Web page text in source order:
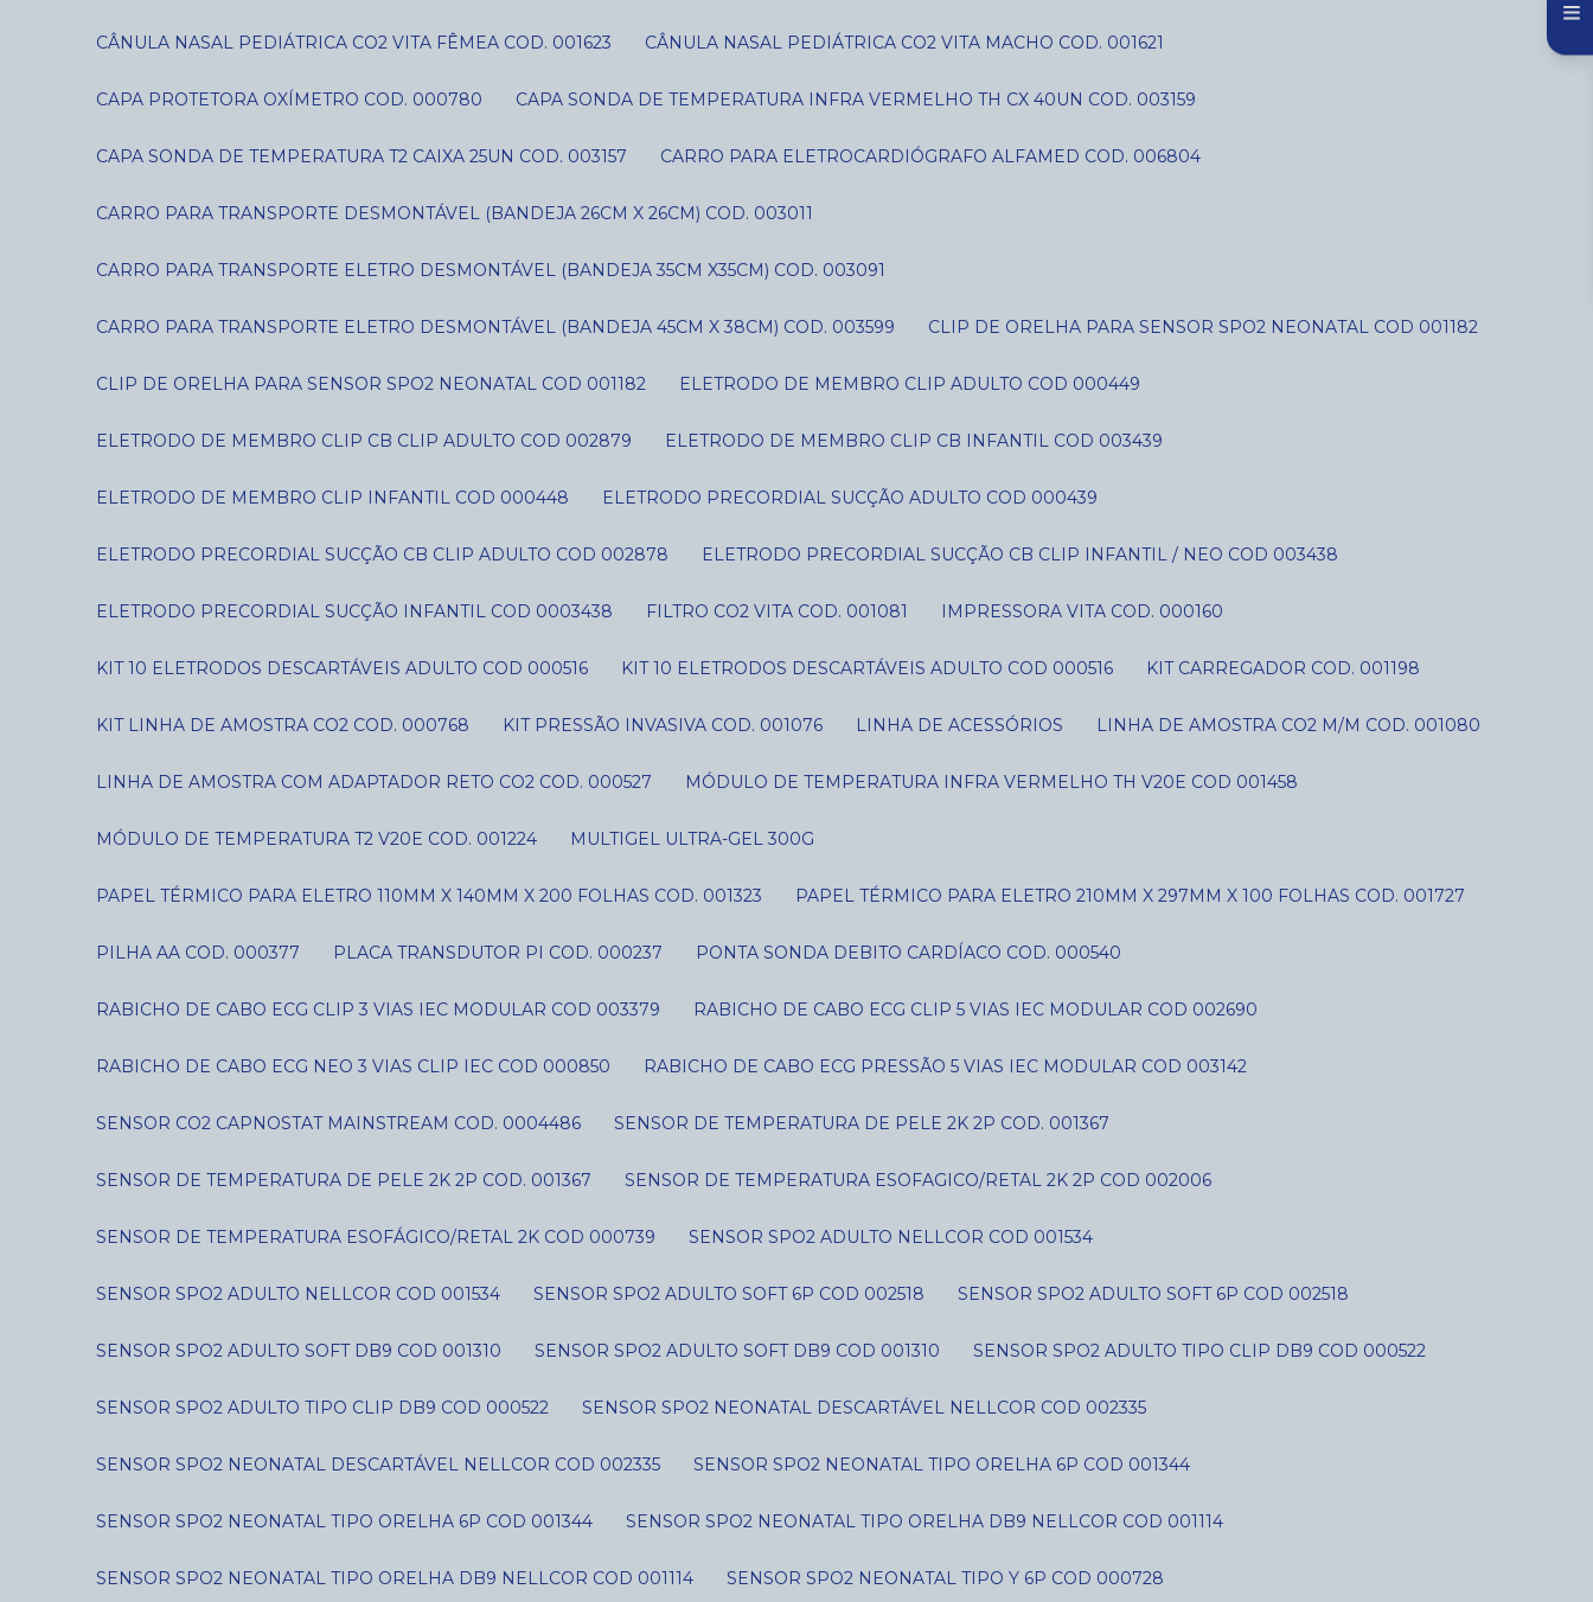
CÂNULA NASAL PEDIÁTRICA CO2 VITA FÊMEA COD. 001623 CÂNULA NASAL PEDIÁTRICA CO2 VITA MACHO COD. 001621
CAPA PROTETORA OXÍMETRO COD. 000780 CAPA SONDA DE TEMPERATURA INFRA VERMELHO TH CX 40UN COD. 003159
CAPA SONDA DE TEMPERATURA T2 CAIXA 25UN COD. 003157 CARRO PARA ELETROCARDIÓGRAFO ALFAMED COD. 006804
CARRO PARA TRANSPORTE DESMONTÁVEL (BANDEJA 26CM X 26CM) COD. 003011
CARRO PARA TRANSPORTE ELETRO DESMONTÁVEL (BANDEJA 35CM X35CM) COD. 003091
CARRO PARA TRANSPORTE ELETRO DESMONTÁVEL (BANDEJA 45CM X 38CM) COD. 003599 CLIP DE ORELHA PARA SENSOR SPO2 NEONATAL COD 001182
CLIP DE ORELHA PARA SENSOR SPO2 NEONATAL COD 001182 ELETRODO DE MEMBRO CLIP ADULTO COD 000449
ELETRODO DE MEMBRO CLIP CB CLIP ADULTO COD 002879 ELETRODO DE MEMBRO CLIP CB INFANTIL COD 003439
ELETRODO DE MEMBRO CLIP INFANTIL COD 000448 ELETRODO PRECORDIAL SUCÇÃO ADULTO COD 000439
ELETRODO PRECORDIAL SUCÇÃO CB CLIP ADULTO COD 002878 ELETRODO PRECORDIAL SUCÇÃO CB CLIP INFANTIL / NEO COD 003438
ELETRODO PRECORDIAL SUCÇÃO INFANTIL COD 0003438 FILTRO CO2 VITA COD. 001081 IMPRESSORA VITA COD. 000160
KIT 10 ELETRODOS DESCARTÁVEIS ADULTO COD 000516 KIT 10 ELETRODOS DESCARTÁVEIS ADULTO COD 000516 KIT CARREGADOR COD. 001198
KIT LINHA DE AMOSTRA CO2 COD. 000768 KIT PRESSÃO INVASIVA COD. 001076 LINHA DE ACESSÓRIOS LINHA DE AMOSTRA CO2 M/M COD. 001080
LINHA DE AMOSTRA COM ADAPTADOR RETO CO2 COD. 000527 MÓDULO DE TEMPERATURA INFRA VERMELHO TH V20E COD 001458
MÓDULO DE TEMPERATURA T2 V20E COD. 001224 MULTIGEL ULTRA-GEL 300G
PAPEL TÉRMICO PARA ELETRO 110MM X 140MM X 200 FOLHAS COD. 001323 PAPEL TÉRMICO PARA ELETRO 210MM X 297MM X 100 FOLHAS COD. 001727
PILHA AA COD. 000377 PLACA TRANSDUTOR PI COD. 000237 PONTA SONDA DEBITO CARDÍACO COD. 000540
RABICHO DE CABO ECG CLIP 3 VIAS IEC MODULAR COD 003379 RABICHO DE CABO ECG CLIP 5 VIAS IEC MODULAR COD 002690
RABICHO DE CABO ECG NEO 3 VIAS CLIP IEC COD 000850 RABICHO DE CABO ECG PRESSÃO 5 VIAS IEC MODULAR COD 003142
SENSOR CO2 CAPNOSTAT MAINSTREAM COD. 0004486 SENSOR DE TEMPERATURA DE PELE 2K 2P COD. 001367
SENSOR DE TEMPERATURA DE PELE 2K 2P COD. 001367 SENSOR DE TEMPERATURA ESOFAGICO/RETAL 2K 2P COD 002006
SENSOR DE TEMPERATURA ESOFÁGICO/RETAL 2K COD 000739 SENSOR SPO2 ADULTO NELLCOR COD 001534
SENSOR SPO2 ADULTO NELLCOR COD 001534 SENSOR SPO2 ADULTO SOFT 6P COD 002518 SENSOR SPO2 ADULTO SOFT 6P COD 002518
SENSOR SPO2 ADULTO SOFT DB9 COD 001310 SENSOR SPO2 ADULTO SOFT DB9 COD 001310 SENSOR SPO2 ADULTO TIPO CLIP DB9 COD 000522
SENSOR SPO2 ADULTO TIPO CLIP DB9 COD 000522 SENSOR SPO2 NEONATAL DESCARTÁVEL NELLCOR COD 002335
SENSOR SPO2 NEONATAL DESCARTÁVEL NELLCOR COD 002335 SENSOR SPO2 NEONATAL TIPO ORELHA 6P COD 001344
SENSOR SPO2 NEONATAL TIPO ORELHA 6P COD 001344 SENSOR SPO2 NEONATAL TIPO ORELHA DB9 NELLCOR COD 001114
SENSOR SPO2 NEONATAL TIPO ORELHA DB9 NELLCOR COD 001114 SENSOR SPO2 NEONATAL TIPO Y 6P COD 000728